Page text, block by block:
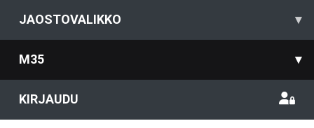
JAOSTOVALIKKO ▾
M35 ▾
KIRJAUDU